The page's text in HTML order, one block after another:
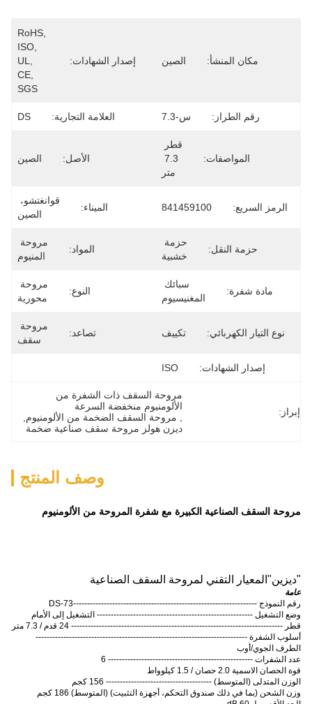
مكان المنشأ: الصين إصدار الشهادات:
RoHS,
ISO,
UL,
CE,
SGS
رقم الطراز: س-7.3 العلامة التجارية: DS
المواصفات:
متر
الأصل: الصين
الرمز السريع: 841459100 الميناء:
الصين
حزمة النقل:
خشبية
المواد:
المنيوم
مادة شفرة:
المغنيسيوم
النوع:
محورية
نوع التيار الكهربائي: تكييف تصاعد:
سقف
إصدار الشهادات: ISO
إبراز:
الألومنيوم منخفضة السرعة
مروحة السقف الضخمة من الألومنيوم
ديزن هولز مروحة سقف صناعية ضخمة
وصف المنتج
مروحة السقف الصناعية الكبيرة مع شفرة المروحة من الألومنيوم
"ديزين" المعيار التقني لمروحة السقف الصناعية
عامة
رقم النموذج ------------------------------------------------------------------DS-73
وضع التشغيل -------------------------------------------------------- التشغيل إلى الأمام
قطر ---------------------------------------------------------------------------- 24 قدم / 7.3 متر
أسلوب الشفرة ----------------------------------------------------------------------------
الطرف الجوي/أوب
عدد الشفرات ---------------------------------------------------- 6
قوة الحصان الاسمية 2.0 حصان / 1.5 كيلوواط
الوزن المتدلى (المتوسط) -------------------------------------- 156 كجم
وزن الشحن (بما في ذلك صندوق التحكم، أجهزة التثبيت) (المتوسط) 186 كجم